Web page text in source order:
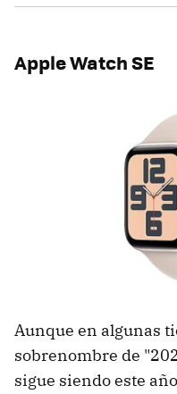
Apple Watch SE
Aunque en algunas
sobrenombre de
sigue siendo este